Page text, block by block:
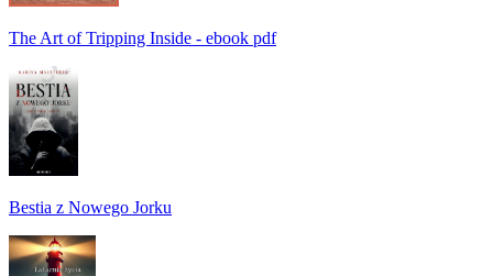
The Art of Tripping Inside - ebook pdf
Bestia z Nowego Jorku